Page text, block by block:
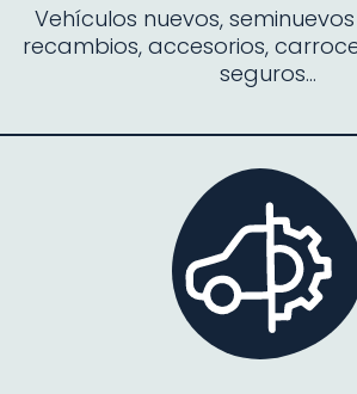
Vehículos nuevos,
recambios, accesorios,
seguros…